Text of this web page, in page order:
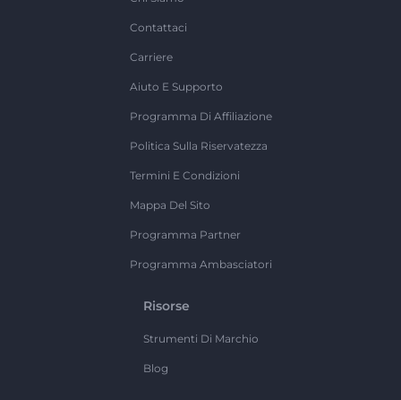
Contattaci
Carriere
Aiuto E Supporto
Programma Di Affiliazione
Politica Sulla Riservatezza
Termini E Condizioni
Mappa Del Sito
Programma Partner
Programma Ambasciatori
Risorse
Strumenti Di Marchio
Blog